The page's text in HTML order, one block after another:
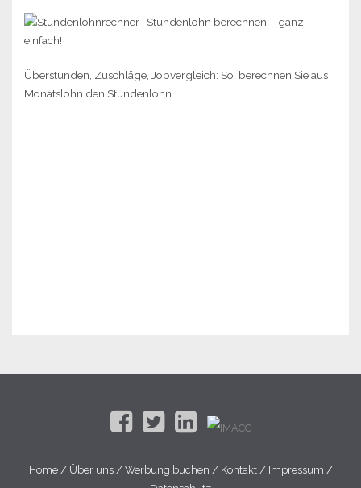
Überstunden, Zuschläge, Jobvergleich: So berechnen Sie aus
Monatslohn den Stundenlohn
Home/ Über uns/ Werbung buchen / Kontakt/ Impressum /